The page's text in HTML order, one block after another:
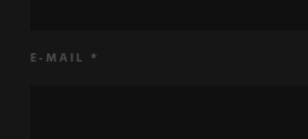
E-MAIL *